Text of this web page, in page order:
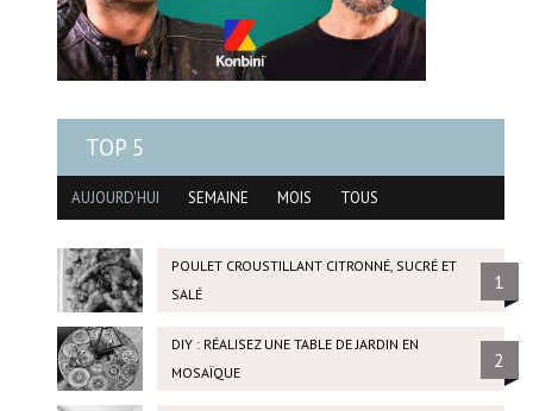
TOP 5
AUJOURD'HUI SEMAINE MOIS TOUS
POULET CROUSTILLANT CITRONNÉ, SUCRÉ ET
SALÉ
1
DIY : RÉALISEZ UNE TABLE DE JARDIN EN
MOSAÏQUE
2